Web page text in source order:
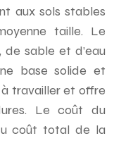
aux sols stables
taille. Le
sable et d’eau
base solide et
travailler et offre
Le coût du
coût total de la